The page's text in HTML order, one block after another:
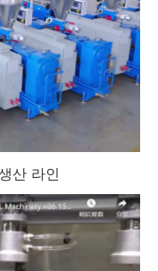
산 라인